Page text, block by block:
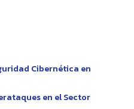
Cibernética en
en el Sector